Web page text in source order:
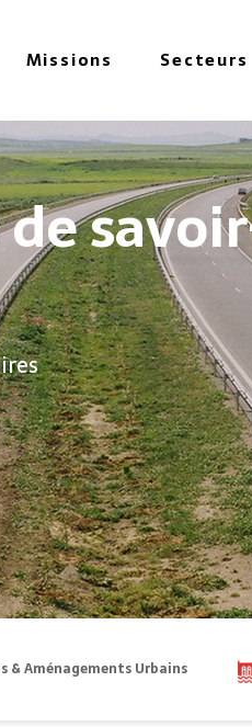
Missions Secteurs
& Aménagements Urbains